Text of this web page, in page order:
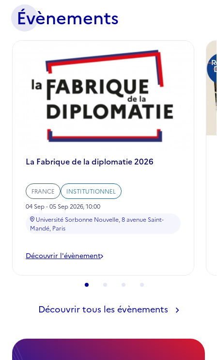
Évènements
La Fabrique de la diplomatie 2026
FRANCE
INSTITUTIONNEL
04 Sep - 05 Sep 2026, 10:00
Université Sorbonne Nouvelle, 8 avenue Saint-
Mandé, Paris
Découvrir l'évènement
-
Fabrique
2026
Découvrir tous les évènements